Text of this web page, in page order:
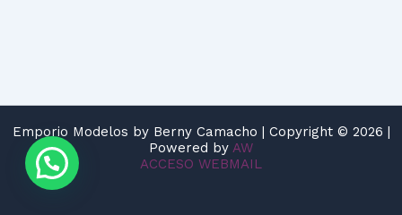
Emporio Modelos by Berny Camacho | Copyright © 2026 |
Powered by AW
ACCESO WEBMAIL